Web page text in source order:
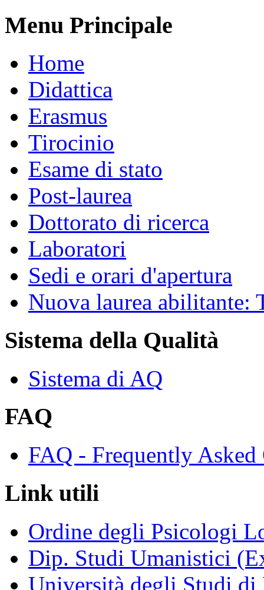
Menu Principale
Home
Didattica
Erasmus
Tirocinio
Esame di stato
Post-laurea
Dottorato di ricerca
Laboratori
Sedi e orari d'apertura
Nuova laurea abilitante:
Sistema della Qualità
Sistema di AQ
FAQ
FAQ - Frequently Asked
Link utili
Ordine degli Psicologi
Dip. Studi Umanistici
Università degli Studi di